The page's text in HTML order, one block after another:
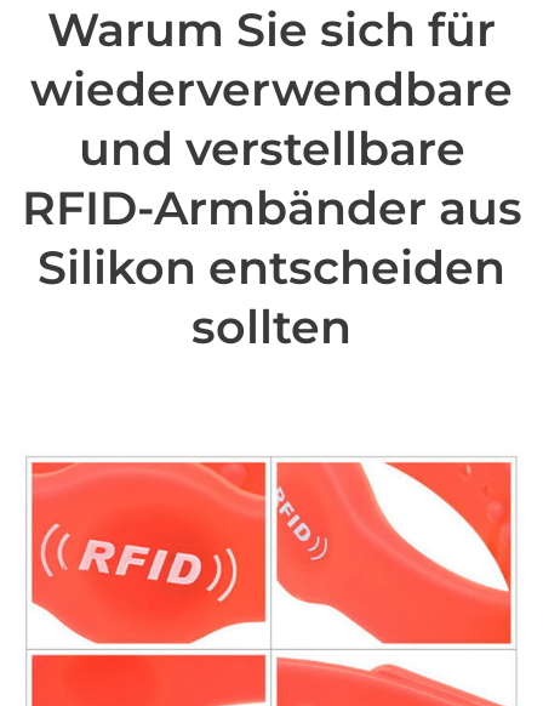
Warum Sie sich für
wiederverwendbare
und verstellbare
RFID-Armbänder aus
Silikon entscheiden
sollten